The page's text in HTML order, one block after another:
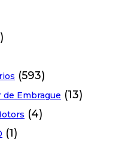
(593)
Embrague (13)
(4)
(1)